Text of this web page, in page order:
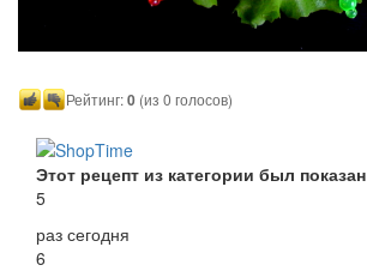
Рейтинг:0 (из 0 голосов)
Этот рецепт из категории был показан
5
раз сегодня
6